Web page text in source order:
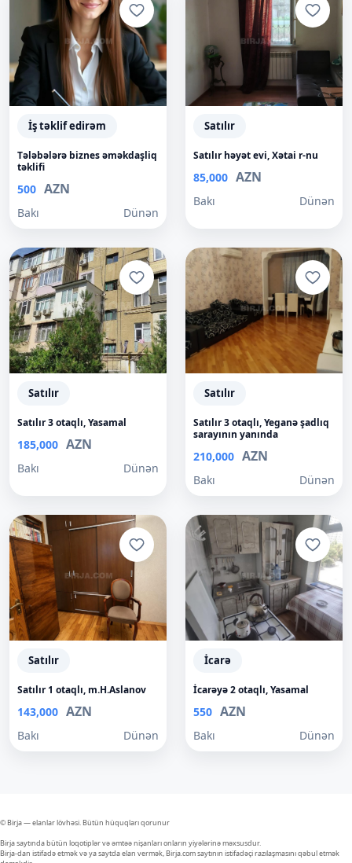
İş təklif edirəm
Tələbələrə biznes əməkdaşliq
təklifi
500 AZN
Bakı Dünən
Satılır
Satılır həyət evi, Xətai r-nu
85,000 AZN
Bakı Dünən
Satılır
Satılır 3 otaqlı, Yasamal
185,000 AZN
Bakı Dünən
Satılır
Satılır 3 otaqlı, Yeganə şadlıq
sarayının yanında
210,000 AZN
Bakı Dünən
Satılır
Satılır 1 otaqlı, m.H.Aslanov
143,000 AZN
Bakı Dünən
İcarə
İcarəyə 2 otaqlı, Yasamal
550 AZN
Bakı Dünən
© Birja — elanlar lövhəsi. Bütün hüquqları qorunur
Birja saytında bütün loqotiplər və əmtəə nişanları onların yiyələrinə məxsusdur.
Birja-dan istifadə etmək və ya saytda elan vermək, Birja.com saytının istifadəçi razılaşmasını qəbul etmək